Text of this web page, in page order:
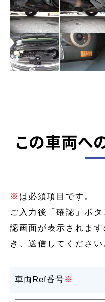
この車両へ
※ は必須項目です。
ご入力後「確認」ボ
認画面が表示されま
き、送信してください
車両Ref番号※